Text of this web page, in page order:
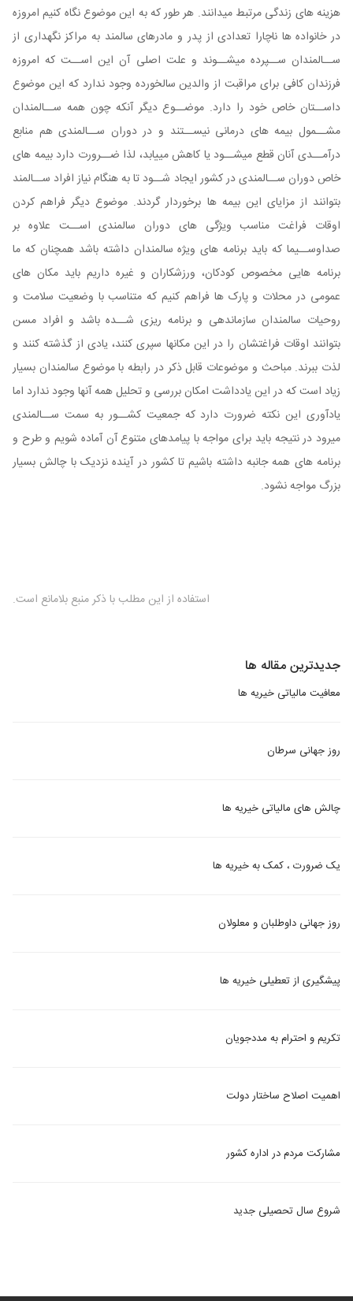
هزینه های زندگی مرتبط میدانند. هر طور که به این موضوع نگاه کنیم امروزه
در خانواده ها ناچارا تعدادی از پدر و مادرهای سالمند به مراکز نگهداری از
ســالمندان ســپرده میشــوند و علت اصلی آن این اســت که امروزه
فرزندان کافی برای مراقبت از والدین سالخورده وجود ندارد که این موضوع
داســتان خاص خود را دارد. موضــوع دیگر آنکه چون همه ســالمندان
مشــمول بیمه های درمانی نیســتند و در دوران ســالمندی هم منابع
درآمــدی آنان قطع میشــود یا کاهش مییابد، لذا ضــرورت دارد بیمه های
خاص دوران ســالمندی در کشور ایجاد شــود تا به هنگام نیاز افراد ســالمند
بتوانند از مزایای این بیمه ها برخوردار گردند. موضوع دیگر فراهم کردن
اوقات فراغت مناسب ویژگی های دوران سالمندی اســت علاوه بر
صداوســیما که باید برنامه های ویژه سالمندان داشته باشد همچنان که ما
برنامه هایی مخصوص کودکان، ورزشکاران و غیره داریم باید مکان های
عمومی در محلات و پارک ها فراهم کنیم که متناسب با وضعیت سلامت و
روحیات سالمندان سازماندهی و برنامه ریزی شــده باشد و افراد مسن
بتوانند اوقات فراغتشان را در این مکانها سپری کنند، یادی از گذشته کنند و
لذت ببرند. مباحث و موضوعات قابل ذکر در رابطه با موضوع سالمندان بسیار
زیاد است که در این یادداشت امکان بررسی و تحلیل همه آنها وجود ندارد اما
یادآوری این نکته ضرورت دارد که جمعیت کشــور به سمت ســالمندی
میرود در نتیجه باید برای مواجه با پیامدهای متنوع آن آماده شویم و طرح و
برنامه های همه جانبه داشته باشیم تا کشور در آینده نزدیک با چالش بسیار
بزرگ مواجه نشود.
استفاده از این مطلب با ذکر منبع بلامانع است.
جدیدترین مقاله ها
معافیت مالیاتی خیریه ها
روز جهانی سرطان
چالش های مالیاتی خیریه ها
یک ضرورت ، کمک به خیریه ها
روز جهانی داوطلبان و معلولان
پیشگیری از تعطیلی خیریه ها
تکریم و احترام به مددجویان
اهمیت اصلاح ساختار دولت
مشارکت مردم در اداره کشور
شروع سال تحصیلی جدید